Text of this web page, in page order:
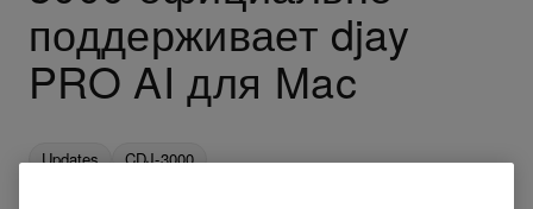
поддерживает djay
PRO AI для Mac
Updates CDJ-3000